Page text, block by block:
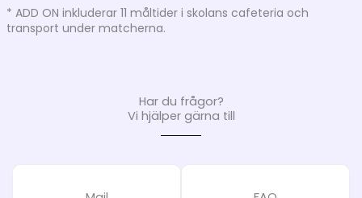
* ADD ON inkluderar 11 måltider i skolans cafeteria och
transport under matcherna.
Har du frågor?
Vi hjälper gärna till